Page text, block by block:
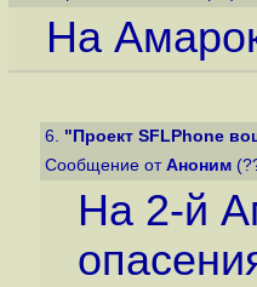
На
6. "Проект SFLPhone
Сообщение от Аноним
На 2-й